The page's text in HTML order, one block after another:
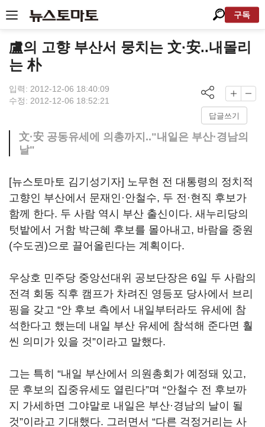
구독
盧의 고향 부산서 뭉치는 文·安..내몰리
는 朴
입력: 2012-12-06 18:40:09
수정: 2012-12-06 18:52:21
답글쓰기
文·安 공동유세에 의총까지.."내일은 부산·경남의
날"
[뉴스토마토 김기성기자] 노무현 전 대통령의 정치적
고향인 부산에서 문재인·안철수, 두 전·현직 후보가
함께 한다. 두 사람 역시 부산 출신이다. 새누리당의
텃밭에서 거함 박근혜 후보를 몰아내고, 바람을 중원
(수도권)으로 끌어올린다는 계획이다.
우상호 민주당 중앙선대위 공보단장은 6일 두 사람의
전격 회동 직후 캠프가 차려진 영등포 당사에서 브리
핑을 갖고 “안 후보 측에서 내일부터라도 유세에 참
석한다고 했는데 내일 부산 유세에 참석해 준다면 훨
씬 의미가 있을 것”이라고 말했다.
그는 특히 “내일 부산에서 의원총회가 예정돼 있고,
문 후보의 집중유세도 열린다”며 “안철수 전 후보까
지 가세하면 그야말로 내일은 부산·경남의 날이 될
것”이라고 기대했다. 그러면서 “다른 걱정거리는 사